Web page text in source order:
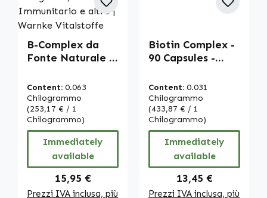
B-Complex da
Fonte Naturale -
Facili da
Deglutire - con
Vitamina B12,
Biotina e altro -
per il
Metabolismo
Energetico, il
Sistema
Immunitario e
Content: 0.063
Chilogrammo
(253,17 € / 1
Chilogrammo)
Immediately
available
Regular price:
15,95 €
Prezzi IVA inclusa, più
Biotin Complex -
90 Capsules -
with zinc &
selenium - for
hair, skin,
nervous system
etc. - vegan |
Vitalstoffe
Content: 0.031
Chilogrammo
(433,87 € / 1
Chilogrammo)
Immediately
available
Regular price:
13,45 €
Prezzi IVA inclusa, più